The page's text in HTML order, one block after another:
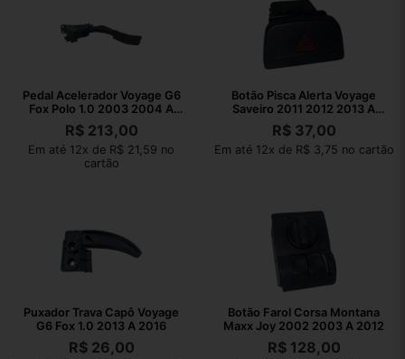
Pedal Acelerador Voyage G6
Fox Polo 1.0 2003 2004 A
2023
R$213,00
Em até 12x de R$ 21,59 no
cartão
Botão Pisca Alerta Voyage
Saveiro 2011 2012 2013 A
2016
R$37,00
Em até 12x de R$ 3,75 no cartão
Puxador Trava Capô Voyage
G6 Fox 1.0 2013 A 2016
R$26,00
Botão Farol Corsa Montana
Maxx Joy 2002 2003 A 2012
R$128,00